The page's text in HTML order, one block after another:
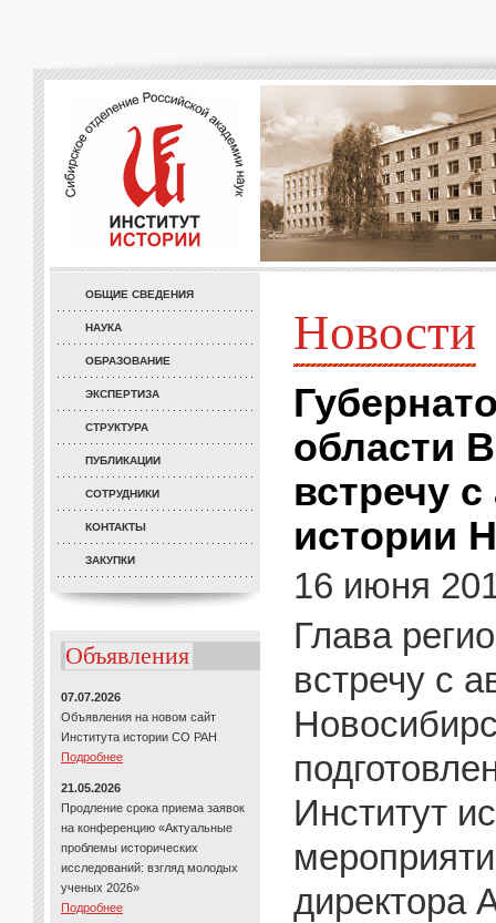
ОБЩИЕ СВЕДЕНИЯ
НАУКА
ОБРАЗОВАНИЕ
ЭКСПЕРТИЗА
СТРУКТУРА
ПУБЛИКАЦИИ
СОТРУДНИКИ
КОНТАКТЫ
ЗАКУПКИ
Объявления
07.07.2026
Объявления на новом сайт
Института истории СО РАН
Подробнее
21.05.2026
Продление срока приема заявок
на конференцию «Актуальные
проблемы исторических
исследований: взгляд молодых
ученых 2026»
Подробнее
Новости
области
встречу
истории
16 июня
Глава
встречу с
Институт
директора